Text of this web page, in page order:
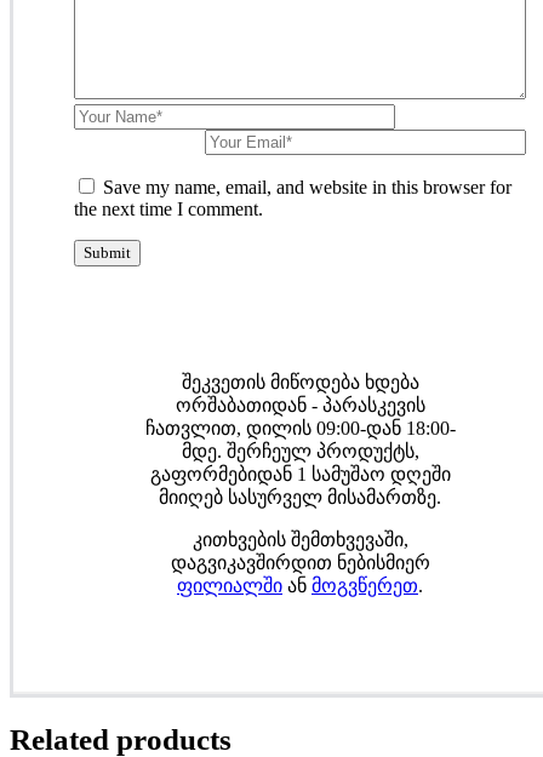
Save my name, email, and website in this browser for
the next time I comment.
შეკვეთის მიწოდება ხდება
ორშაბათიდან - პარასკევის
ჩათვლით, დილის 09:00-დან 18:00-
მდე. შერჩეულ პროდუქტს,
გაფორმებიდან 1 სამუშაო დღეში
მიიღებ სასურველ მისამართზე.
კითხვების შემთხვევაში,
დაგვიკავშირდით ნებისმიერ
ფილიალში ან მოგვწერეთ.
Related products